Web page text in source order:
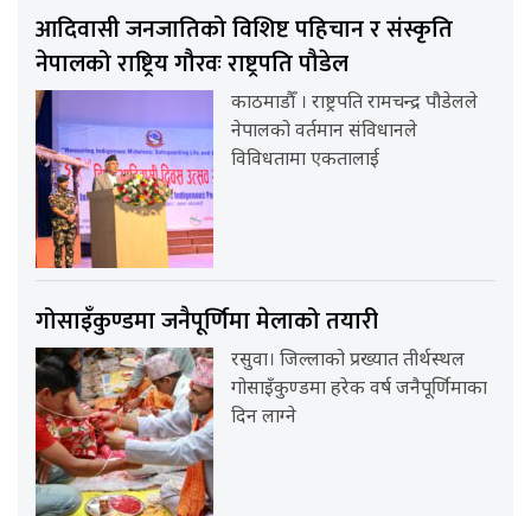
आदिवासी जनजातिको विशिष्ट पहिचान र संस्कृति
नेपालको राष्ट्रिय गौरवः राष्ट्रपति पौडेल
काठमाडौँ । राष्ट्रपति रामचन्द्र पौडेलले
नेपालको वर्तमान संविधानले
विविधतामा एकतालाई
गोसाइँकुण्डमा जनैपूर्णिमा मेलाको तयारी
रसुवा। जिल्लाको प्रख्यात तीर्थस्थल
गोसाइँकुण्डमा हरेक वर्ष जनैपूर्णिमाका
दिन लाग्ने